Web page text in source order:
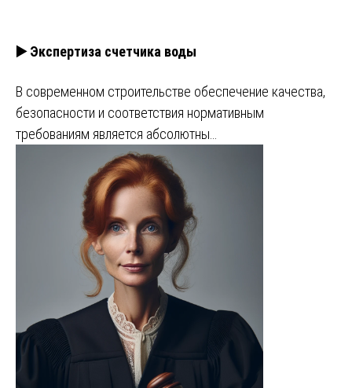
▶️ Экспертиза счетчика воды
В современном строительстве обеспечение качества,
безопасности и соответствия нормативным
требованиям является абсолютны…